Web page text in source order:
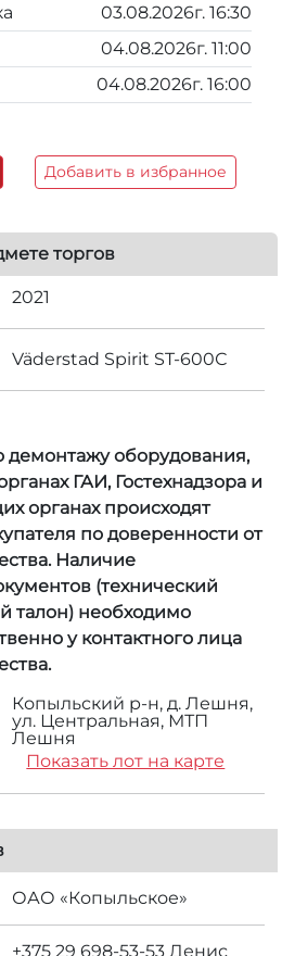
03.08.2026г. 16:30
04.08.2026г. 11:00
04.08.2026г. 16:00
Добавить в избранное
торгов
2021
Väderstad Spirit ST-600С
оборудования,
ГАИ, Гостехнадзора и
органах происходят
по доверенности от
Наличие
(технический
талон) необходимо
у контактного лица
Копыльский р-н, д. Лешня,
ул. Центральная, МТП
Лешня
Показать лот на карте
ОАО «Копыльское»
+375 29 698-53-53 Денис